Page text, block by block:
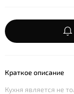
Краткое описание
Кухня является не